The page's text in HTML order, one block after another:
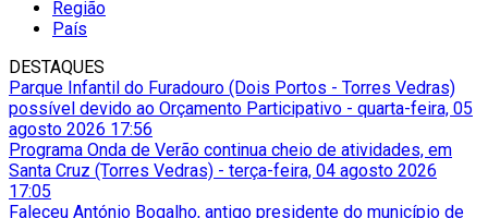
Região
País
DESTAQUES
Parque Infantil do Furadouro (Dois Portos - Torres Vedras)
possível devido ao Orçamento Participativo - quarta-feira, 05
agosto 2026 17:56
Programa Onda de Verão continua cheio de atividades, em
Santa Cruz (Torres Vedras) - terça-feira, 04 agosto 2026
17:05
Faleceu António Bogalho, antigo presidente do município de